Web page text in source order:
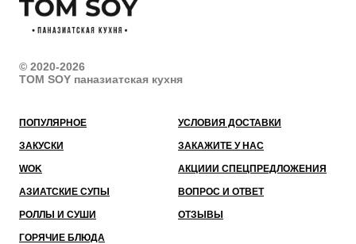
© 2020-2026
TOM SOY паназиатская кухня
ПОПУЛЯРНОЕ
ЗАКУСКИ
WOK
АЗИАТСКИЕ СУПЫ
РОЛЛЫ И СУШИ
ГОРЯЧИЕ БЛЮДА
УСЛОВИЯ ДОСТАВКИ
ЗАКАЖИТЕ У НАС
АКЦИИИ СПЕЦПРЕДЛОЖЕНИЯ
ВОПРОС И ОТВЕТ
ОТЗЫВЫ